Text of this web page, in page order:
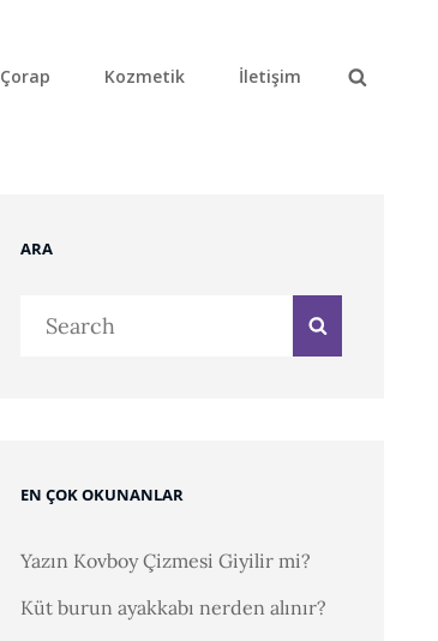
Çorap Kozmetik
İletişim
ARA
EN ÇOK OKUNANLAR
Yazın Kovboy Çizmesi Giyilir mi?
Küt burun ayakkabı nerden alınır?